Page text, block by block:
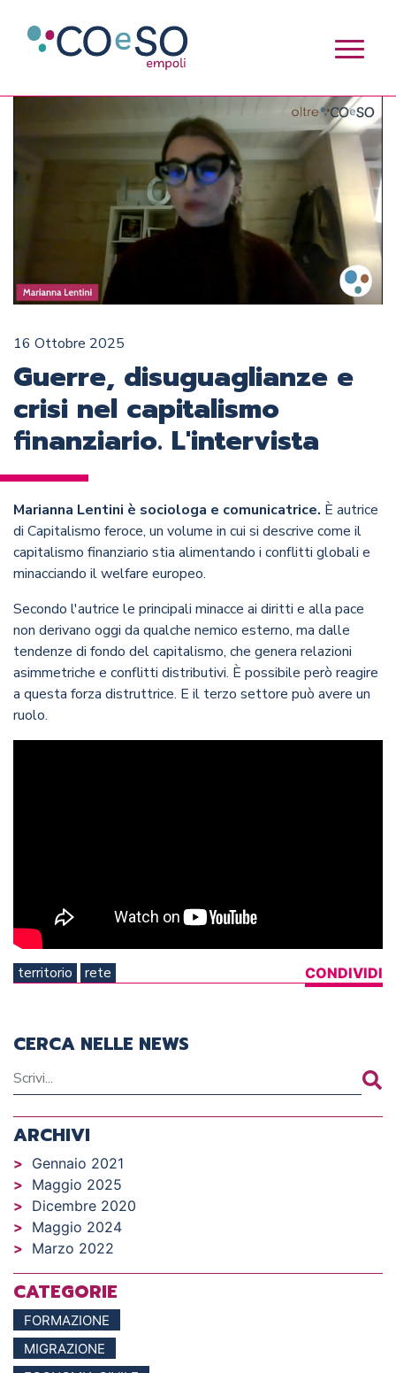
16 Ottobre 2025
Guerre, disuguaglianze e
crisi nel capitalismo
finanziario. L'intervista
Marianna Lentini è sociologa e comunicatrice. È autrice
di Capitalismo feroce, un volume in cui si descrive come il
capitalismo finanziario stia alimentando i conflitti globali e
minacciando il welfare europeo.
Secondo l'autrice le principali minacce ai diritti e alla pace
non derivano oggi da qualche nemico esterno, ma dalle
tendenze di fondo del capitalismo, che genera relazioni
asimmetriche e conflitti distributivi. È possibile però reagire
a questa forza distruttrice. E il terzo settore può avere un
ruolo.
territorio rete CONDIVIDI
CERCA NELLE NEWS
ARCHIVI
Gennaio 2021
Maggio 2025
Dicembre 2020
Maggio 2024
Marzo 2022
CATEGORIE
FORMAZIONE
MIGRAZIONE